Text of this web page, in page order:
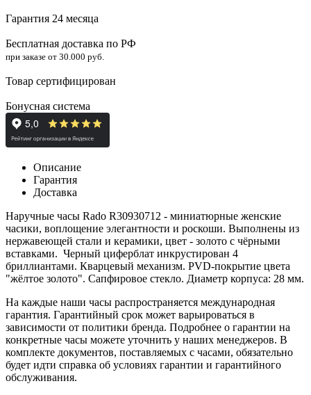
Гарантия 24 месяца
Бесплатная доставка по РФ
при заказе от 30.000 руб.
Товар сертифицирован
Бонусная система
Описание
Гарантия
Доставка
Наручные часы Rado R30930712 - миниатюрные женские
часики, воплощение элегантности и роскоши. Выполнены из
нержавеющей стали и керамики, цвет - золото с чёрными
вставками. Черный циферблат инкрустирован 4
бриллиантами. Кварцевый механизм. PVD-покрытие цвета
"жёлтое золото". Сапфировое стекло. Диаметр корпуса: 28 мм.
На каждые наши часы распространяется международная
гарантия. Гарантийный срок может варьироваться в
зависимости от политики бренда. Подробнее о гарантии на
конкретные часы можете уточнить у наших менеджеров. В
комплекте документов, поставляемых с часами, обязательно
будет идти справка об условиях гарантии и гарантийного
обслуживания.